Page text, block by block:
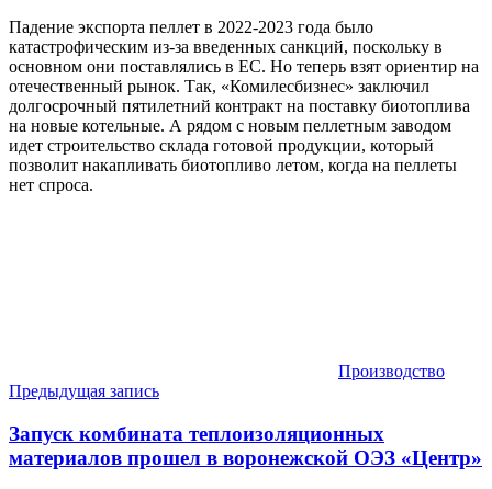
Падение экспорта пеллет в 2022-2023 года было
катастрофическим из-за введенных санкций, поскольку в
основном они поставлялись в ЕС. Но теперь взят ориентир на
отечественный рынок. Так, «Комилесбизнес» заключил
долгосрочный пятилетний контракт на поставку биотоплива
на новые котельные. А рядом с новым пеллетным заводом
идет строительство склада готовой продукции, который
позволит накапливать биотопливо летом, когда на пеллеты
нет спроса.
Производство
Навигация
по
записям
Предыдущая запись
Запуск комбината теплоизоляционных
материалов прошел в воронежской ОЭЗ «Центр»